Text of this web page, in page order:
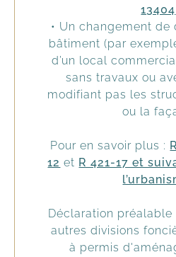
13404
• Un changement de
bâtiment (par
d’un local
sans travaux ou
modifiant pas les
ou la
Pour en savoir plus :
12 et R 421-17 et
Déclaration
autres divisions
à permis